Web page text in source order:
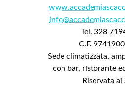
Tel. 328
C.F.
Sede climatizzata,
con bar, ristorante
Riservata ai